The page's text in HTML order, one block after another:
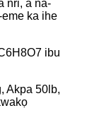
nri, a na-
ka ihe
ibu
Akpa 50lb,